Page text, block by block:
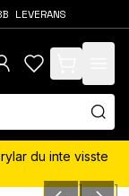
LEVERANS
items in cart,
du inte visste